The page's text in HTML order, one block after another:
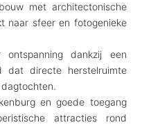
met architectonische
naar sfeer en fotogenieke
ontspanning dankzij een
dat directe herstelruimte
en goede toegang
attracties rond